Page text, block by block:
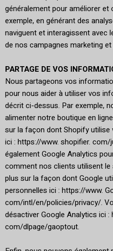
généralement pour améliorer
exemple, en générant des
naviguent et interagissent avec
de nos campagnes marketing
PARTAGE DE VOS
Nous partageons vos
pour nous aider à utiliser vos
décrit ci-dessus. Par exemple,
alimenter notre boutique en
sur la façon dont Shopify
ici : https://www. shopifier.
également Google Analytics
comment nos clients utilisent
plus sur la façon dont Google
personnelles ici : https://www.
com/intl/en/policies/privacy/.
désactiver Google Analytics ici
com/dlpage/gaoptout.